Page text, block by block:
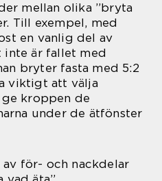
mellan olika ”bryta
Till exempel, med
en vanlig del av
inte är fallet med
bryter fasta med 5:2
viktigt att välja
kroppen de
under de ätfönster
för- och nackdelar